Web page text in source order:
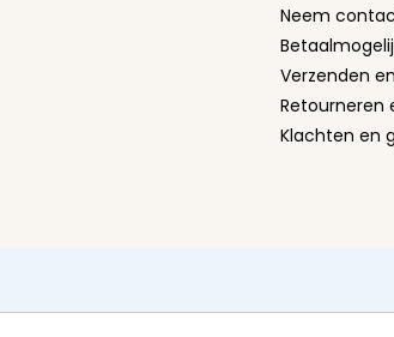
Neem
Verzenden
Retourneren
Klachten en